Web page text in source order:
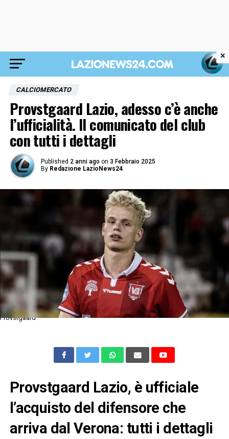
CALCIOMERCATO
Provstgaard Lazio, adesso c’è anche
l’ufficialità. Il comunicato del club
con tutti i dettagli
Published 2 anni ago on 3 Febbraio 2025
By Redazione LazioNews24
Provstgaard
Provstgaard Lazio, è ufficiale
l’acquisto del difensore che
arriva dal Verona: tutti i dettagli
×